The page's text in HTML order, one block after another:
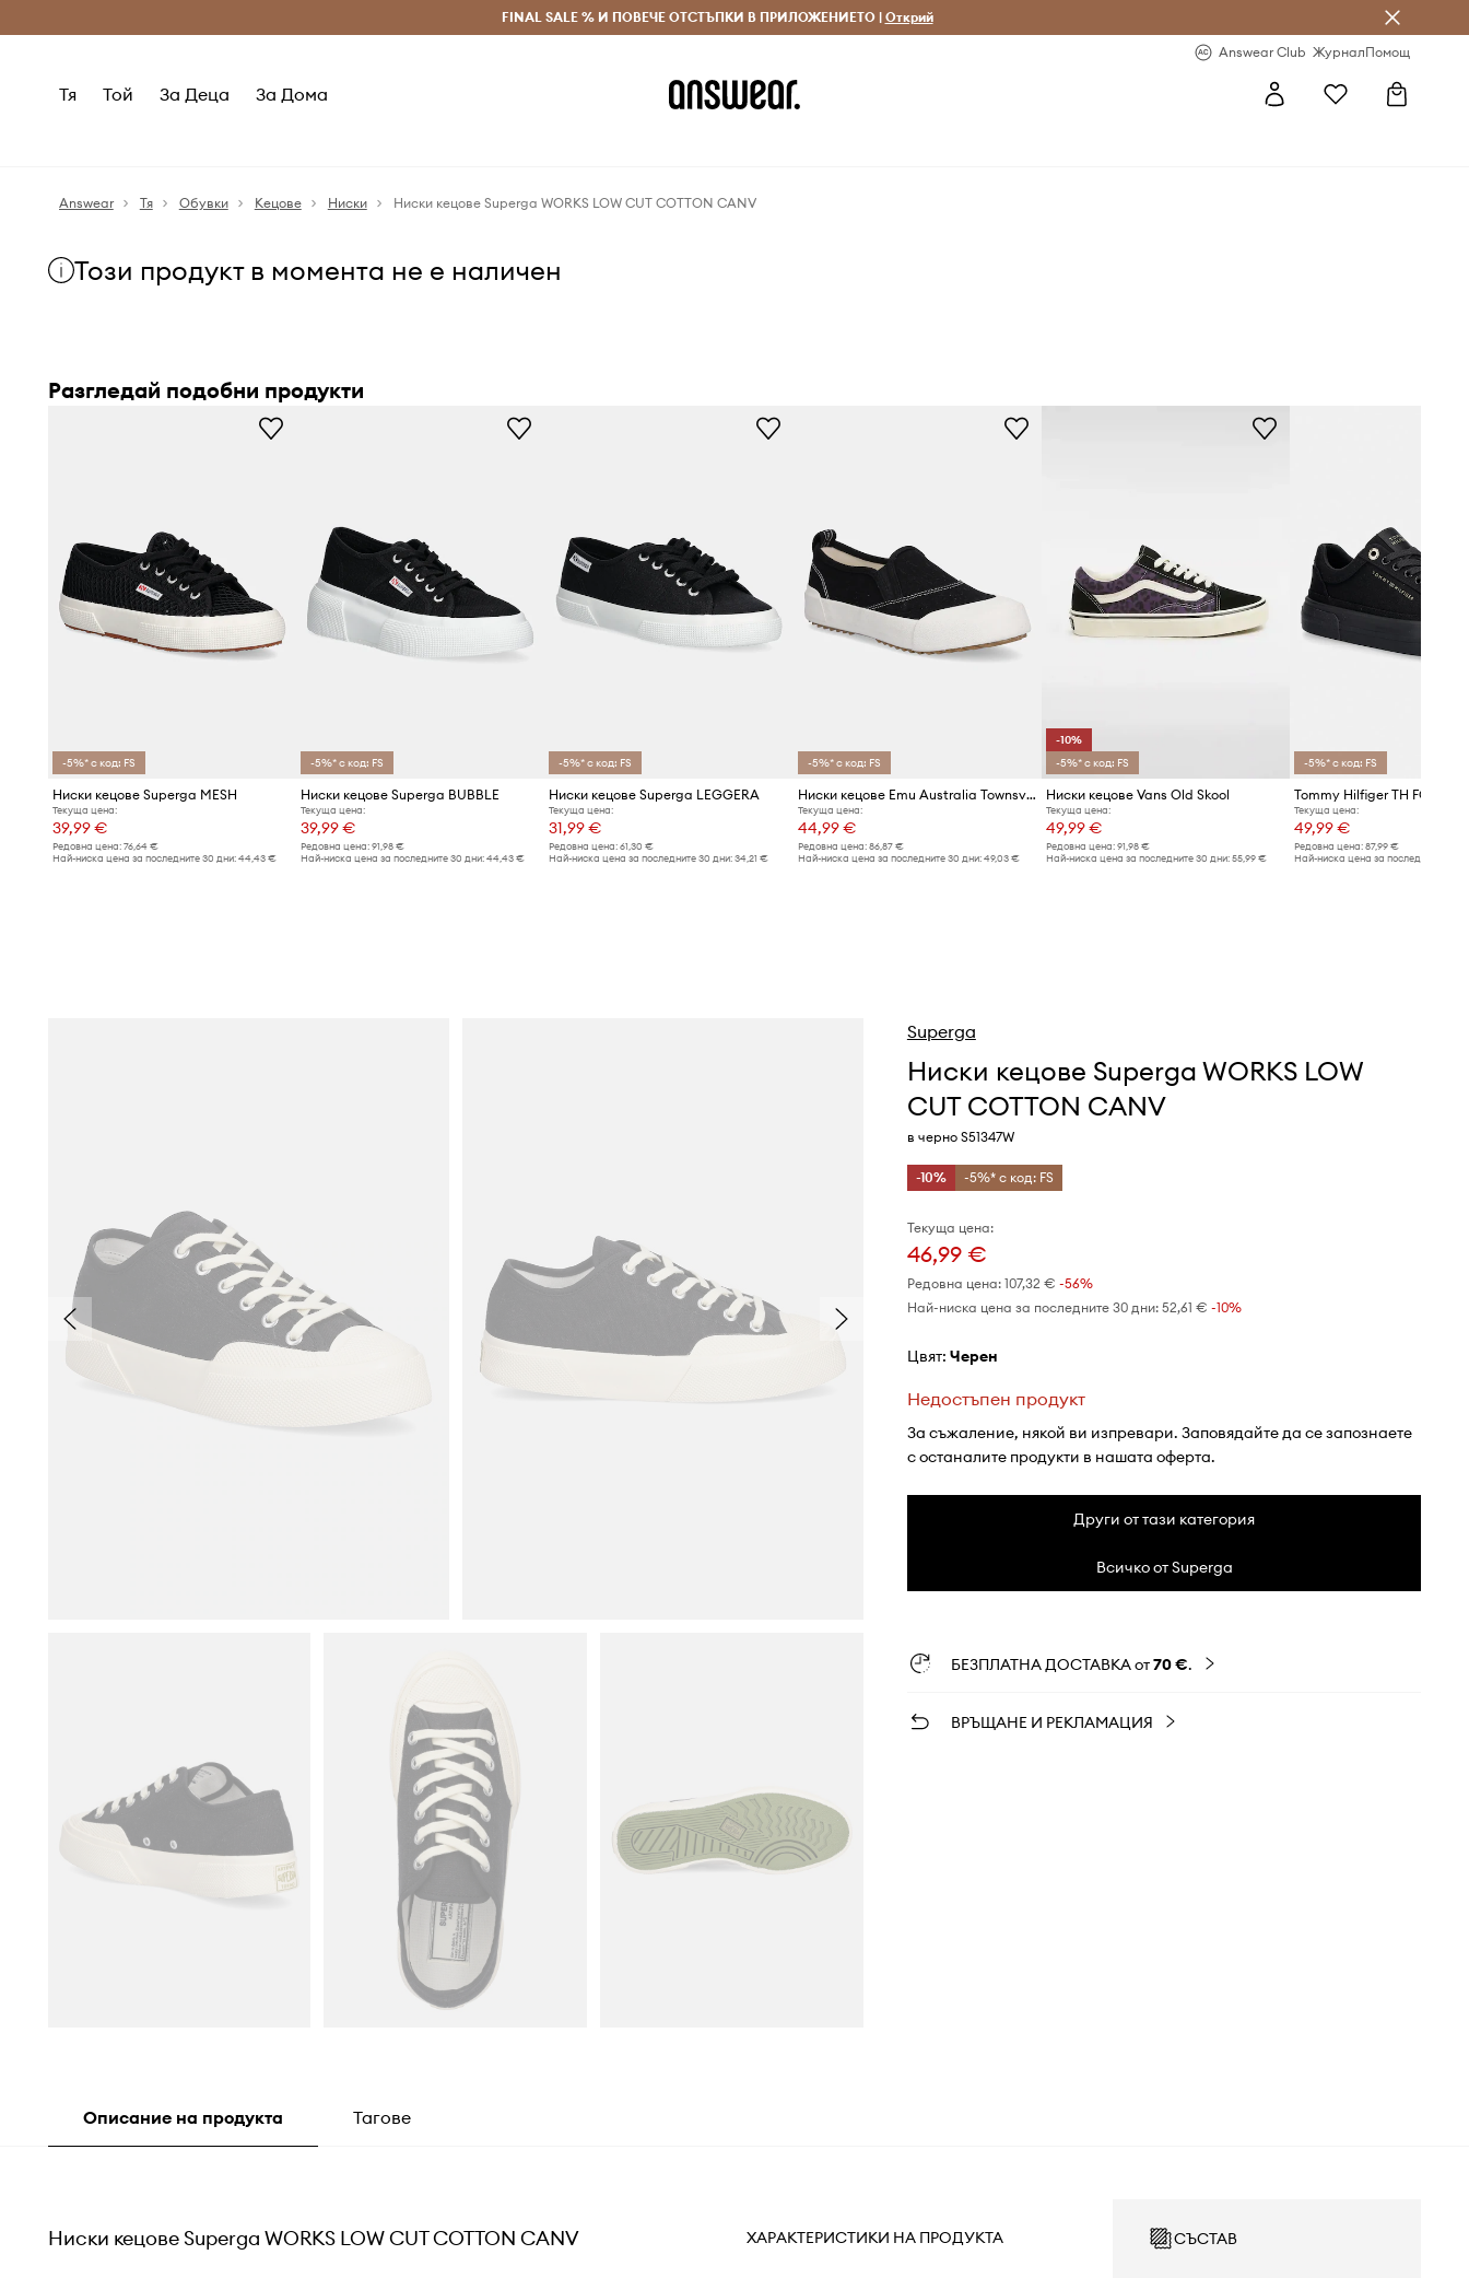
Безплатни доставка и връщане за поръчки над 70 EUR Доставка 1-5 дни
FINAL SALE % И ПОВЕЧЕ ОТСТЪПКИ В ПРИЛОЖЕНИЕТО | Открий
Answear Club ЖурналПомощ
Тя Той За Деца За Дома
Answear Тя Обувки Кецове Ниски Ниски кецове Superga WORKS LOW CUT COTTON CANV
Този продукт в момента не е наличен
Разгледай подобни продукти
-5%* с код: FS
Ниски кецове Superga MESH
Текуща цена:
39,99 €
Редовна цена: 76,64 €
Най-ниска цена за последните 30 дни: 44,43 €
-5%* с код: FS
Ниски кецове Superga BUBBLE
Текуща цена:
39,99 €
Редовна цена:91,98 €
Най-ниска цена за последните 30 дни:44,43 €
-5%* с код: FS
Ниски кецове Superga LEGGERA
Текуща цена:
31,99 €
Редовна цена: 61,30 €
Най-ниска цена за последните 30 дни: 34,21 €
-5%* с код: FS
Ниски кецове Emu Australia Townsville
Текуща цена:
44,99 €
Редовна цена: 86,87 €
Най-ниска цена за последните 30 дни: 49,03 €
-10%
-5%* с код: FS
Ниски кецове Vans Old Skool
Текуща цена:
49,99 €
Редовна цена:91,98 €
Най-ниска цена за последните 30 дни:55,99 €
-5%* с код: FS
Текуща цена:
49,99 €
Редовна цена: 87,99 €
Най-ниска цена за последните 30
Superga
Ниски кецове Superga WORKS LOW
CUT COTTON CANV
в черно S51347W
-10% -5%* с код: FS
Текуща цена:
46,99 €
Редовна цена: 107,32 € -56%
Най-ниска цена за последните 30 дни: 52,61 € -10%
Цвят: черен
Недостъпен продукт
За съжаление, някой ви изпревари. Заповядайте да се запознаете
с останалите продукти в нашата оферта.
Други от тази категория
Всичко от Superga
БЕЗПЛАТНА ДОСТАВКА от70 €.
ВРЪЩАНЕ И РЕКЛАМАЦИЯ
Описание на продукта Тагове
Ниски кецове Superga WORKS LOW CUT COTTON CANV ХАРАКТЕРИСТИКИ НА ПРОДУКТА СЪСТАВ